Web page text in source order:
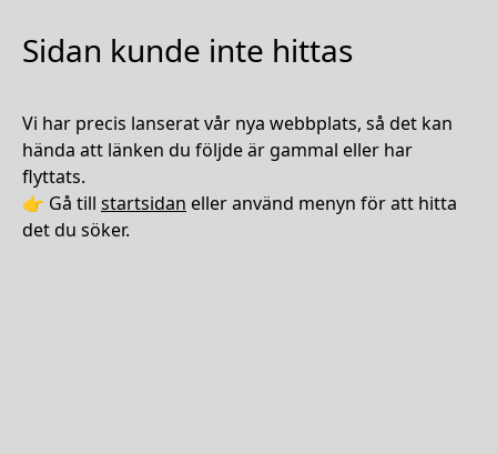
Sidan kunde inte hittas
Vi har precis lanserat vår nya webbplats, så det kan
hända att länken du följde är gammal eller har
flyttats.
👉 Gå till startsidan eller använd menyn för att hitta
det du söker.